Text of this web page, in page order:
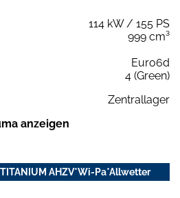
114 kW / 155 PS
999 cm³
Euro6d
4 (Green)
Zentrallager
anzeigen
AHZV*Wi-Pa*Allwetter